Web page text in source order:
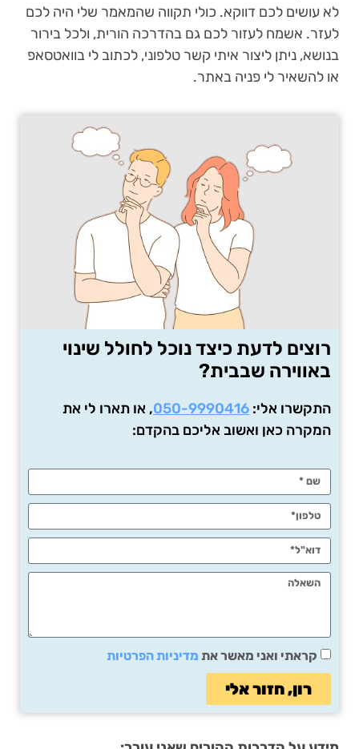
לא עושים לכם דווקא. כולי תקווה שהמאמר שלי היה לכם
לעזר. אשמח לעזור לכם גם בהדרכה הורית, ולכל בירור
בנושא, ניתן ליצור איתי קשר טלפוני, לכתוב לי בוואטסאפ
או להשאיר לי פניה באתר.
רוצים לדעת כיצד נוכל לחולל שינוי
באווירה שבבית?
התקשרו אלי: 050-9990416, או תארו לי את
המקרה כאן ואשוב אליכם בהקדם:
קראתי ואני מאשר את מדיניות הפרטיות
רון, חזור אלי